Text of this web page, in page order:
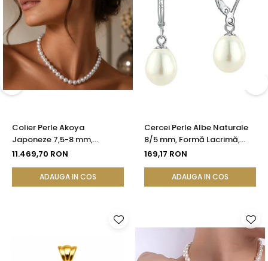
Colier Perle Akoya
Japoneze 7,5-8 mm,
Calitate AAA, Închizătoare
11.469,70 RON
ADAUGA IN COS
Cercei Perle Albe Naturale
8/5 mm, Formă Lacrimă,
Tortiță Închisă, Argint 925 |
169,17 RON
ADAUGA IN COS